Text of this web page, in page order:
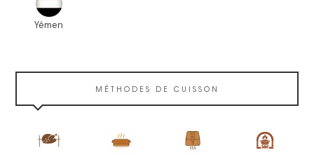
Yémen
MÉTHODES DE CUISSON